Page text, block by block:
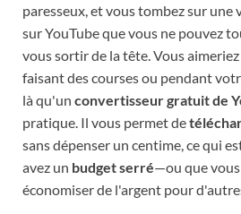
paresseux, et vous tombez sur une
sur YouTube que vous ne pouvez
vous sortir de la tête. Vous
faisant des courses ou pendant
là qu'un convertisseur gratuit de
pratique. Il vous permet de
sans dépenser un centime, ce qui
avez un budget serré—ou que
économiser de l'argent pour